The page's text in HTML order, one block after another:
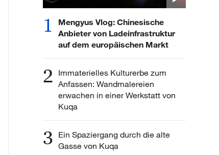
1
Mengyus Vlog: Chinesische
Anbieter von Ladeinfrastruktur
auf dem europäischen Markt
2 Immaterielles Kulturerbe zum
Anfassen: Wandmalereien
erwachen in einer Werkstatt von
Kuqa
3 Ein Spaziergang durch die alte
Gasse von Kuqa